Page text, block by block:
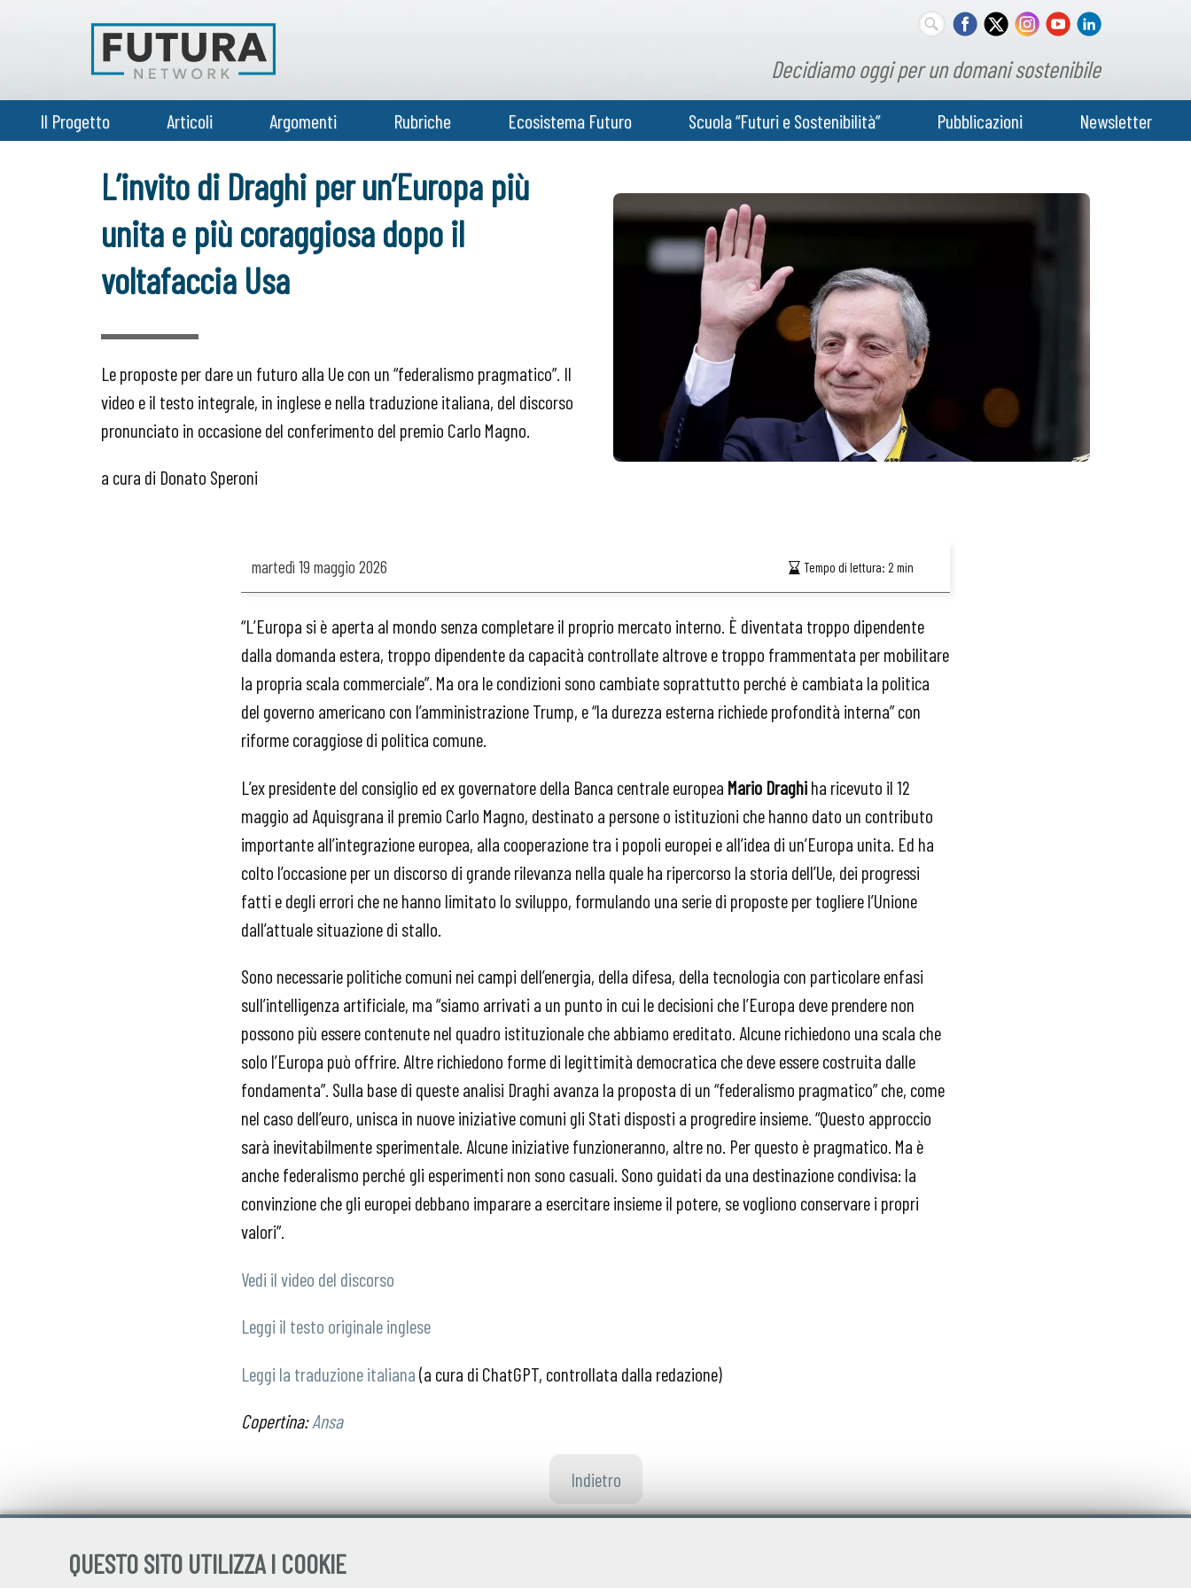
QUESTO SITO UTILIZZA I COOKIE
Decidiamo oggi per un domani sostenibile
Il Progetto Articoli Argomenti Rubriche Ecosistema Futuro Scuola “Futuri e Sostenibilità” Pubblicazioni Newsletter
L’invito di Draghi per un’Europa più
unita e più coraggiosa dopo il
voltafaccia Usa
Le proposte per dare un futuro alla Ue con un “federalismo pragmatico”. Il
video e il testo integrale, in inglese e nella traduzione italiana, del discorso
pronunciato in occasione del conferimento del premio Carlo Magno.
a cura di Donato Speroni
martedì 19 maggio 2026 Tempo di lettura: 2 min
“L’Europa si è aperta al mondo senza completare il proprio mercato interno. È diventata troppo dipendente
dalla domanda estera, troppo dipendente da capacità controllate altrove e troppo frammentata per mobilitare
la propria scala commerciale”. Ma ora le condizioni sono cambiate soprattutto perché è cambiata la politica
del governo americano con l’amministrazione Trump, e “la durezza esterna richiede profondità interna” con
riforme coraggiose di politica comune.
L’ex presidente del consiglio ed ex governatore della Banca centrale europea Mario Draghiha ricevuto il 12
maggio ad Aquisgrana il premio Carlo Magno, destinato a persone o istituzioni che hanno dato un contributo
importante all’integrazione europea, alla cooperazione tra i popoli europei e all’idea di un’Europa unita. Ed ha
colto l’occasione per un discorso di grande rilevanza nella quale ha ripercorso la storia dell’Ue, dei progressi
fatti e degli errori che ne hanno limitato lo sviluppo, formulando una serie di proposte per togliere l’Unione
dall’attuale situazione di stallo.
Sono necessarie politiche comuni nei campi dell’energia, della difesa, della tecnologia con particolare enfasi
sull’intelligenza artificiale, ma “siamo arrivati a un punto in cui le decisioni che l’Europa deve prendere non
possono più essere contenute nel quadro istituzionale che abbiamo ereditato. Alcune richiedono una scala che
solo l’Europa può offrire. Altre richiedono forme di legittimità democratica che deve essere costruita dalle
fondamenta”. Sulla base di queste analisi Draghi avanza la proposta di un “federalismo pragmatico” che, come
nel caso dell’euro, unisca in nuove iniziative comuni gli Stati disposti a progredire insieme. “Questo approccio
sarà inevitabilmente sperimentale. Alcune iniziative funzioneranno, altre no. Per questo è pragmatico. Ma è
anche federalismo perché gli esperimenti non sono casuali. Sono guidati da una destinazione condivisa: la
convinzione che gli europei debbano imparare a esercitare insieme il potere, se vogliono conservare i propri
valori”.
Vedi il video del discorso
Leggi il testo originale inglese
Leggi la traduzione italiana(a cura di ChatGPT, controllata dalla redazione)
Copertina:Ansa
Indietro